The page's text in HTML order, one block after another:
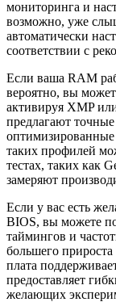
мониторинга и
возможно, уже
автоматически
соответствии с
Если ваша RAM
вероятно, вы
активируя XMP
предлагают
таких профилей
тестах, таких как
замеряют
Если у вас есть
BIOS, вы можете
таймингов и
большего
плата
предоставляет
желающих